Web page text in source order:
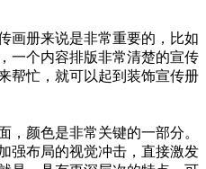
画册来说是非常重要的，比如
一个内容排版非常清楚的宣传
帮忙，就可以起到装饰宣传册
，颜色是非常关键的一部分。
强布局的视觉冲击，直接激发